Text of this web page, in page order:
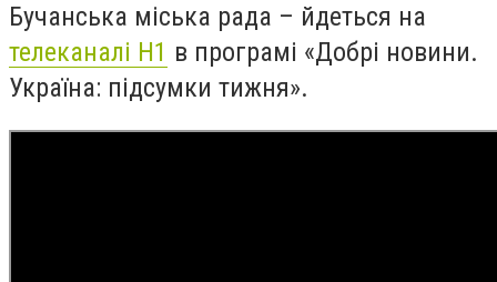
Бучанська міська рада – йдеться на
телеканалі Н1 в програмі «Добрі новини.
Україна: підсумки тижня».